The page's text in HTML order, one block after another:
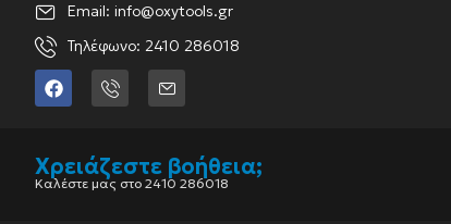
Email: info@oxytools.gr
Τηλέφωνο: 2410 286018
Χρειάζεστε βοήθεια;
Καλέστε μας στο 2410 286018